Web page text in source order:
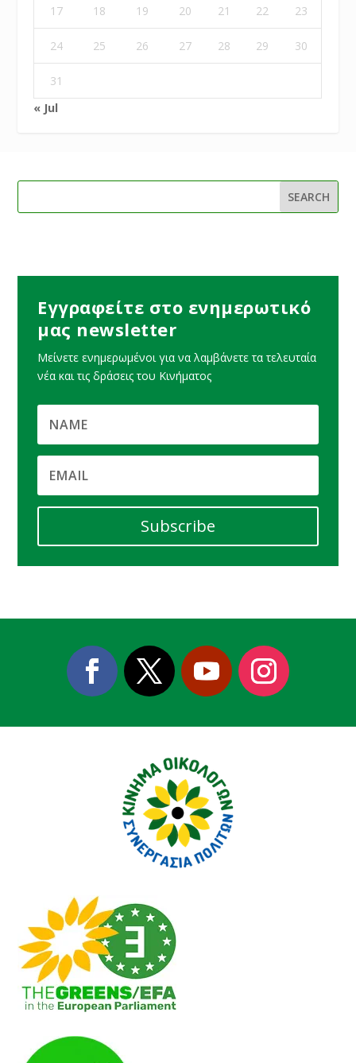
17 18 19 20 21 22 23
24 25 26 27 28 29 30
31
« Jul
Εγγραφείτε στο ενημερωτικό
μας newsletter
Μείνετε ενημερωμένοι για να λαμβάνετε τα τελευταία
νέα και τις δράσεις του Κινήματος
Subscribe